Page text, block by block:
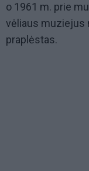
o 1961 m. prie
vėliaus muziejus
praplėstas.